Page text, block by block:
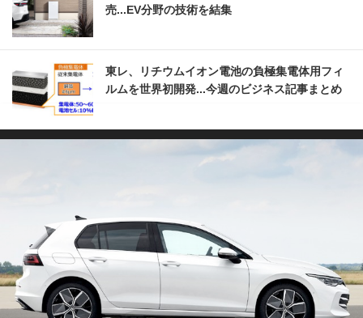
売...EV分野の技術を結集
東レ、リチウムイオン電池の負極集電体用フィ
ルムを世界初開発...今週のビジネス記事まとめ